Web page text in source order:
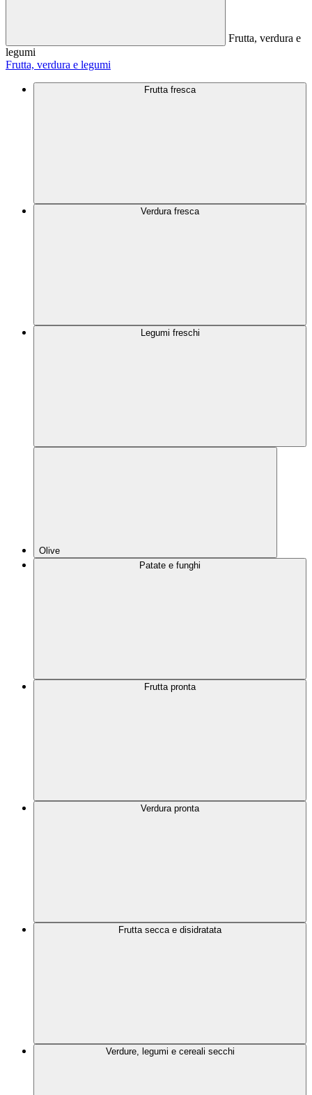
Frutta, verdura e
legumi
Frutta, verdura e legumi
Frutta fresca
Verdura fresca
Legumi freschi
Olive
Patate e funghi
Frutta pronta
Verdura pronta
Frutta secca e disidratata
Verdure, legumi e cereali secchi